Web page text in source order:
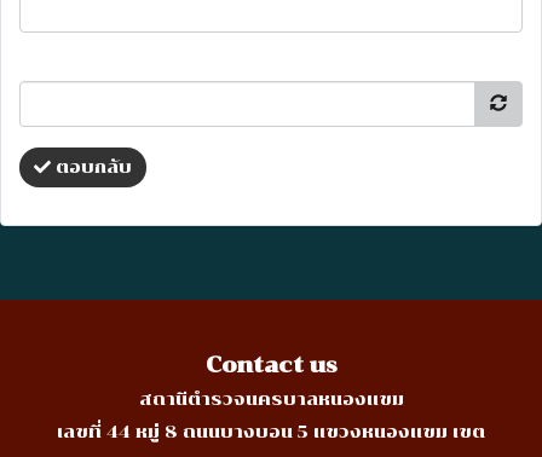
ตอบกลับ
Contact us
สถานีตำรวจนครบาลหนองแขม
เลขที่ 44 หมู่ 8 ถนนบางบอน 5 แขวงหนองแขม เขต